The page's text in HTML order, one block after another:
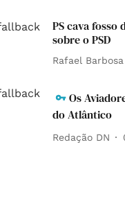
PS cava fosso
sobre o PSD
Rafael Barbosa
Os
do Atlântico
Redação DN